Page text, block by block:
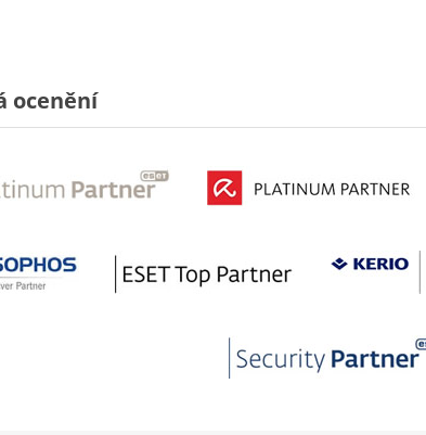
ocenění